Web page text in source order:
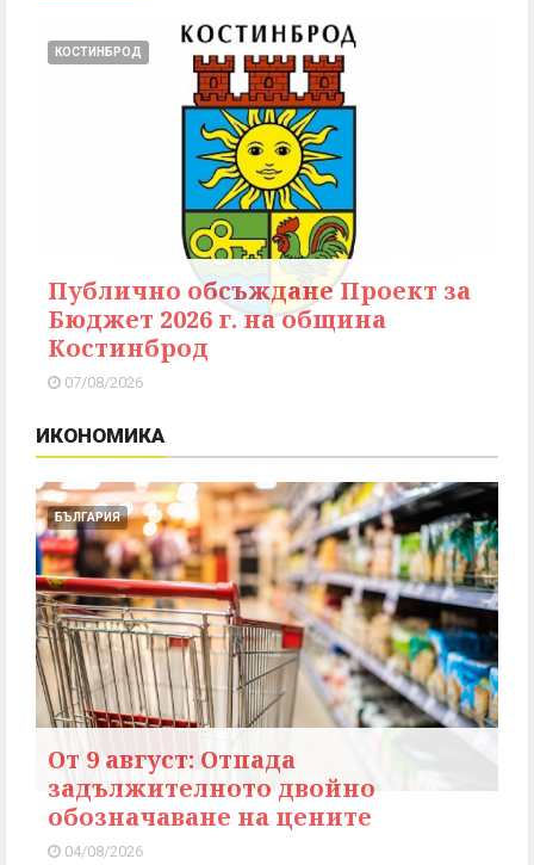
КОСТИНБРОД
Публично обсъждане Проект за
Бюджет 2026 г. на община
Костинброд
07/08/2026
ИКОНОМИКА
БЪЛГАРИЯ
От 9 август: Отпада
задължителното двойно
обозначаване на цените
04/08/2026